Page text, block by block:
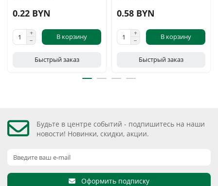
0.22 BYN
В корзину
Быстрый заказ
0.58 BYN
В корзину
Быстрый заказ
Будьте в центре событий - подпишитесь на наши
новости! Новинки, скидки, акции.
Оформить подписку